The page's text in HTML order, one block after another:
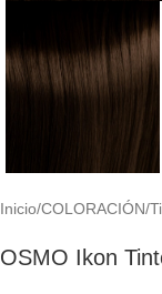
Inicio/COLORACIÓN/
OSMO Ikon